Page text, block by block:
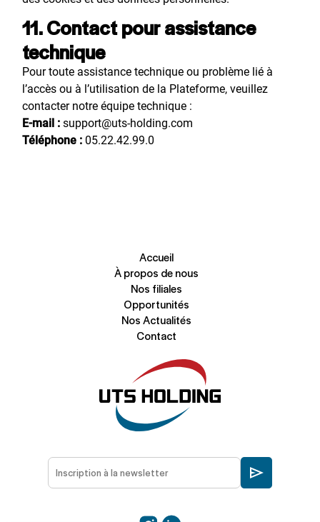
11. Contact pour assistance
technique
Pour toute assistance technique ou problème lié à
l’accès ou à l’utilisation de la Plateforme, veuillez
contacter notre équipe technique :
E-mail :support@uts-holding.com
Téléphone :05.22.42.99.0
Accueil
À propos de nous
Nos filiales
Opportunités
Nos Actualités
Contact